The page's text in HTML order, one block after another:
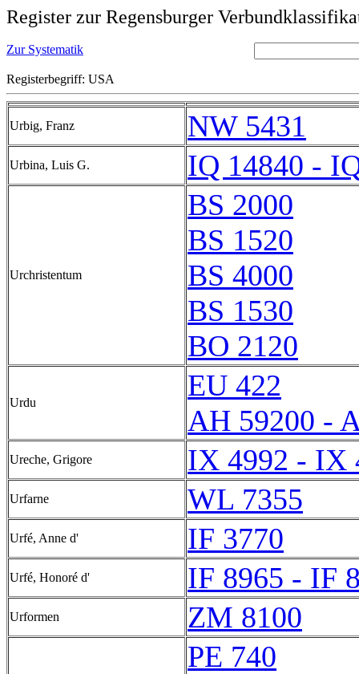
Register zur Regensburger
Zur Systematik
Registerbegriff: USA
Urbig, Franz NW 5431
Urbina, Luis G. IQ 14840 -
Urchristentum
BS 2000
BS 1520
BS 4000
BS 1530
BO 2120
Urdu
EU 422
AH 59200 -
Ureche, Grigore IX 4992 - IX
Urfarne WL 7355
Urfé, Anne d' IF 3770
Urfé, Honoré d' IF 8965 - IF
Urformen ZM 8100
PE 740